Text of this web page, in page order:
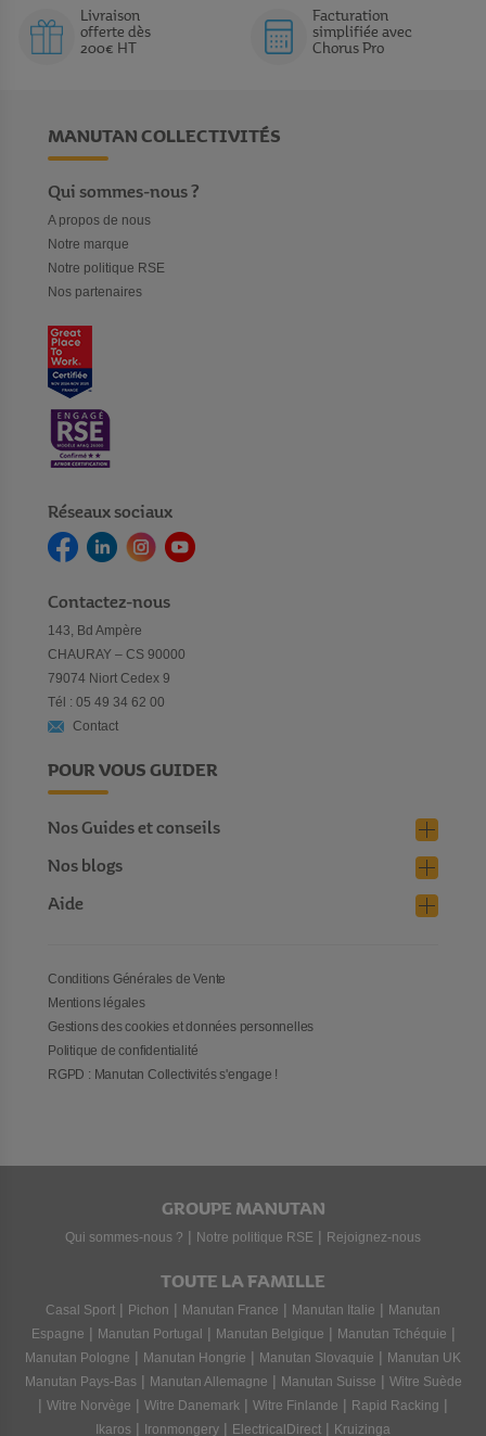
Livraison
offerte dès
200€ HT
Facturation
simplifiée avec
Chorus Pro
MANUTAN COLLECTIVITÉS
Qui sommes-nous ?
A propos de nous
Notre marque
Notre politique RSE
Nos partenaires
Réseaux sociaux
Contactez-nous
143, Bd Ampère
CHAURAY – CS 90000
79074 Niort Cedex 9
Tél : 05 49 34 62 00
Contact
POUR VOUS GUIDER
Nos Guides et conseils
Nos blogs
Aide
Conditions Générales de Vente
Mentions légales
Gestions des cookies et données personnelles
Politique de confidentialité
RGPD : Manutan Collectivités s'engage !
GROUPE MANUTAN
Qui sommes-nous ? | Notre politique RSE | Rejoignez-nous
TOUTE LA FAMILLE
Casal Sport | Pichon | Manutan France | Manutan Italie | Manutan
Espagne | Manutan Portugal | Manutan Belgique | Manutan Tchéquie |
Manutan Pologne | Manutan Hongrie | Manutan Slovaquie | Manutan UK
Manutan Pays-Bas | Manutan Allemagne | Manutan Suisse | Witre Suède
| Witre Norvège | Witre Danemark | Witre Finlande | Rapid Racking |
Ikaros | Ironmongery | ElectricalDirect | Kruizinga